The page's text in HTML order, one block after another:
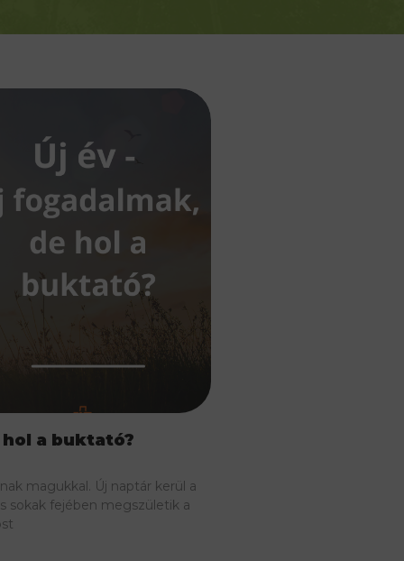
a buktató?
magukkal. Új naptár kerül a
sokak fejében megszületik a